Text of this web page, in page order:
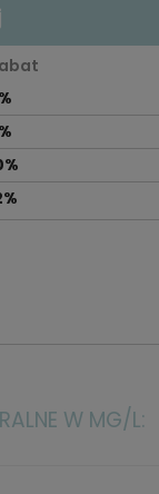
W MG/L: